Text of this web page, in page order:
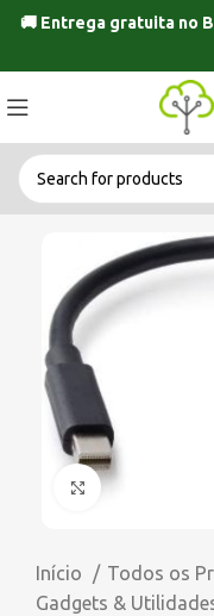
🚚 Entrega gratuita no
Click to
Início
Todos os
Gadgets &